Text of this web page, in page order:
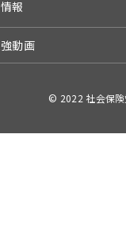
報
動画
© 2022 社会保